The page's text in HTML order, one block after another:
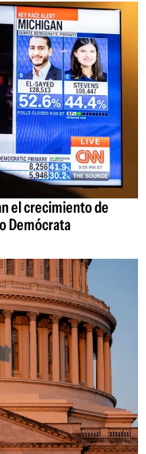
el crecimiento de
Demócrata